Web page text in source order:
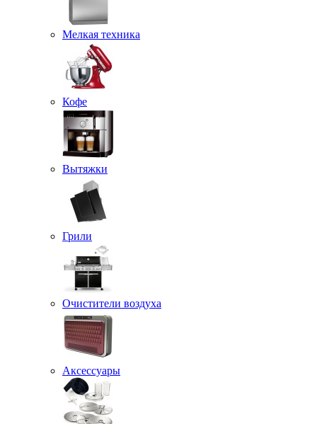
Мелкая техника
Кофе
Вытяжки
Грили
Очистители воздуха
Аксессуары